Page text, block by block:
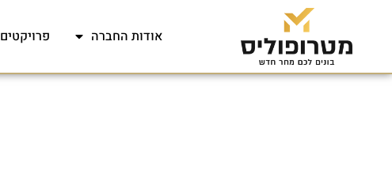
אודות החברה פרויקטים